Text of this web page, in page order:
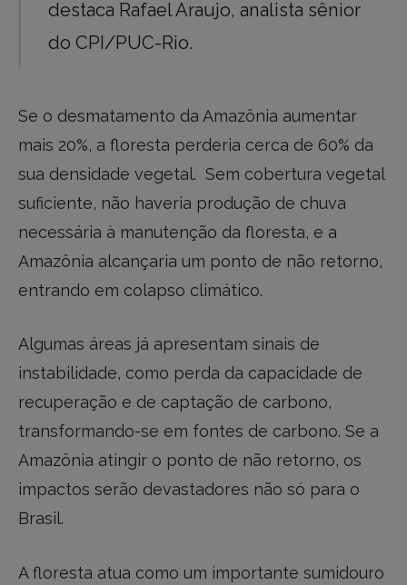
destaca Rafael Araujo, analista sênior
do CPI/PUC-Rio.
Se o desmatamento da Amazônia aumentar
mais 20%, a floresta perderia cerca de 60% da
sua densidade vegetal. Sem cobertura vegetal
suficiente, não haveria produção de chuva
necessária à manutenção da floresta, e a
Amazônia alcançaria um ponto de não retorno,
entrando em colapso climático.
Algumas áreas já apresentam sinais de
instabilidade, como perda da capacidade de
recuperação e de captação de carbono,
transformando-se em fontes de carbono. Se a
Amazônia atingir o ponto de não retorno, os
impactos serão devastadores não só para o
Brasil.
A floresta atua como um importante sumidouro